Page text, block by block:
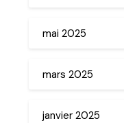
mai 2025
mars 2025
janvier 2025